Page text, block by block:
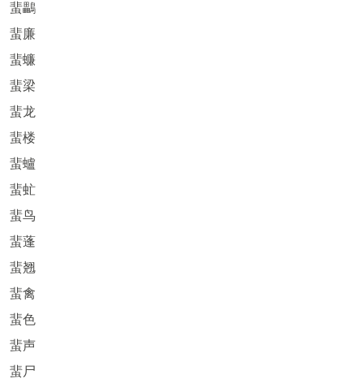
蜚鸓
蜚廉
蜚蠊
蜚梁
蜚龙
蜚楼
蜚蠦
蜚虻
蜚鸟
蜚蓬
蜚翘
蜚禽
蜚色
蜚声
蜚尸